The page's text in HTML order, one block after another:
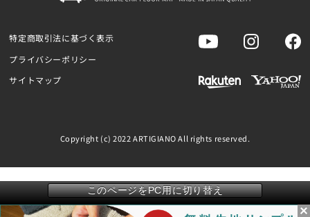
特定商取引法に基づく表示
プライバシーポリシー
サイトマップ
Copyright (c) 2022 ARTIGIANO All rights reserved.
このページをPC用に切り替え